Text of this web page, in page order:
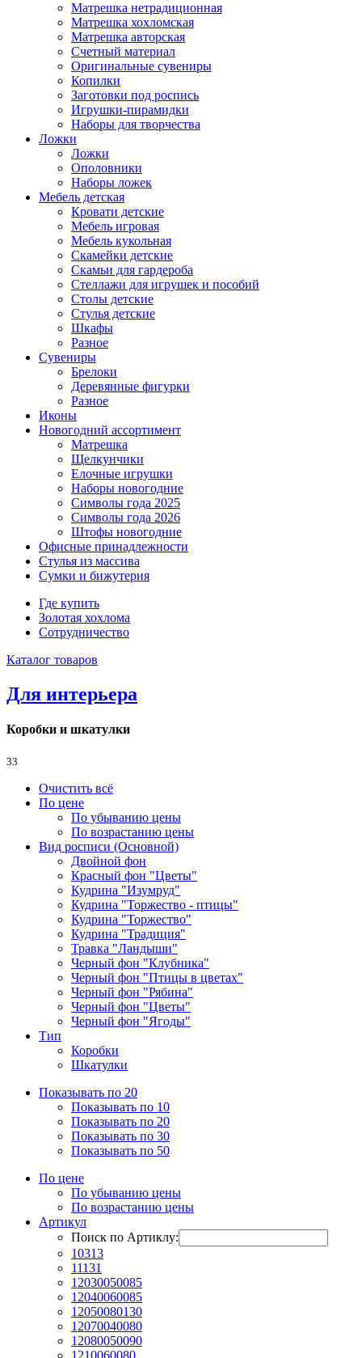
Матрешка нетрадиционная
Матрешка хохломская
Матрешка авторская
Счетный материал
Оригинальные сувениры
Копилки
Заготовки под роспись
Игрушки-пирамидки
Наборы для творчества
Ложки
Ложки
Ополовники
Наборы ложек
Мебель детская
Кровати детские
Мебель игровая
Мебель кукольная
Скамейки детские
Скамьи для гардероба
Стеллажи для игрушек и пособий
Столы детские
Стулья детские
Шкафы
Разное
Сувениры
Брелоки
Деревянные фигурки
Разное
Иконы
Новогодний ассортимент
Матрешка
Щелкунчики
Елочные игрушки
Наборы новогодние
Символы года 2025
Символы года 2026
Штофы новогодние
Офисные принадлежности
Стулья из массива
Сумки и бижутерия
Где купить
Золотая хохлома
Сотрудничество
Каталог товаров
Для интерьера
Коробки и шкатулки
33
Очистить всё
По цене
По убыванию цены
По возрастанию цены
Вид росписи (Основной)
Двойной фон
Красный фон "Цветы"
Кудрина "Изумруд"
Кудрина "Торжество - птицы"
Кудрина "Торжество"
Кудрина "Традиция"
Травка "Ландыши"
Черный фон "Клубника"
Черный фон "Птицы в цветах"
Черный фон "Рябина"
Черный фон "Цветы"
Черный фон "Ягоды"
Тип
Коробки
Шкатулки
Показывать по 20
Показывать по 10
Показывать по 20
Показывать по 30
Показывать по 50
По цене
По убыванию цены
По возрастанию цены
Артикул
Поиск по Артиклу:
10313
11131
12030050085
12040060085
12050080130
12070040080
12080050090